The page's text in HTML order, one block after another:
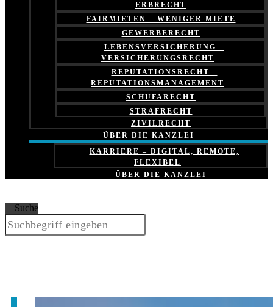
ERBRECHT
FAIRMIETEN – WENIGER MIETE
GEWERBERECHT
LEBENSVERSICHERUNG –
VERSICHERUNGSRECHT
REPUTATIONSRECHT –
REPUTATIONSMANAGEMENT
SCHUFARECHT
STRAFRECHT
ZIVILRECHT
ÜBER DIE KANZLEI
KARRIERE – DIGITAL, REMOTE,
FLEXIBEL
ÜBER DIE KANZLEI
Suche